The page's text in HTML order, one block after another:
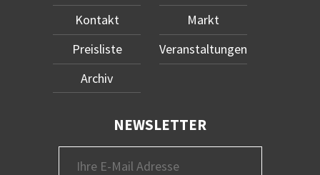
Kontakt
Preisliste
Archiv
Markt
Veranstaltungen
NEWSLETTER